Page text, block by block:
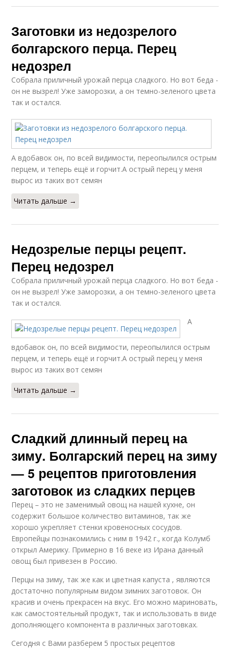
Заготовки из недозрелого
болгарского перца. Перец
недозрел
Собрала приличный урожай перца сладкого. Но вот беда -
он не вызрел! Уже заморозки, а он темно-зеленого цвета
так и остался.
А вдобавок он, по всей видимости, переопылился острым
перцем, и теперь ещё и горчит.А острый перец у меня
вырос из таких вот семян
Читать дальше →
Недозрелые перцы рецепт.
Перец недозрел
Собрала приличный урожай перца сладкого. Но вот беда -
он не вызрел! Уже заморозки, а он темно-зеленого цвета
так и остался.
А
вдобавок он, по всей видимости, переопылился острым
перцем, и теперь ещё и горчит.А острый перец у меня
вырос из таких вот семян
Читать дальше →
Сладкий длинный перец на
зиму. Болгарский перец на зиму
— 5 рецептов приготовления
заготовок из сладких перцев
Перец – это не заменимый овощ на нашей кухне, он
содержит большое количество витаминов, так же
хорошо укрепляет стенки кровеносных сосудов.
Европейцы познакомились с ним в 1942 г., когда Колумб
открыл Америку. Примерно в 16 веке из Ирана данный
овощ был привезен в Россию.
Перцы на зиму, так же как и цветная капуста , являются
достаточно популярным видом зимних заготовок. Он
красив и очень прекрасен на вкус. Его можно мариновать,
как самостоятельный продукт, так и использовать в виде
дополняющего компонента в различных заготовках.
Сегодня с Вами разберем 5 простых рецептов